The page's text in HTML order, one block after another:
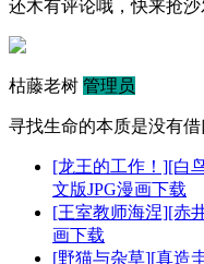
还木有评论哦，快来抢
枯藤老树 管理员
寻找生命的本质是没有借
[龙王的工作！][白
文版JPG漫画下载
[王室教师海涅][赤
画下载
[野猫与杂草][真造